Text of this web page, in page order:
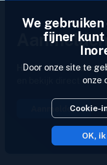
Heeft u al een
en bekijk direct uw
Aanmelden
2023 ©
We
fijner kunt
Door onze site te
onze
Cookie-
OK,